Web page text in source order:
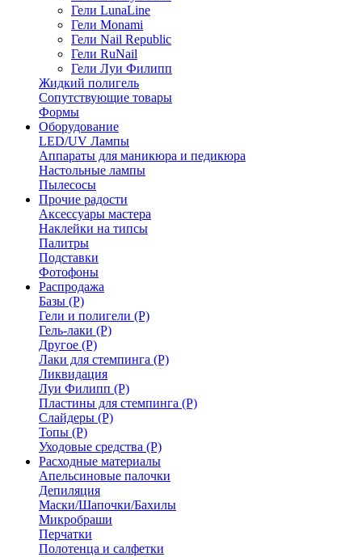
Гели LunaLine
Гели Monami
Гели Nail Republic
Гели RuNail
Гели Луи Филипп
Жидкий полигель
Сопутствующие товары
Формы
Оборудование
LED/UV Лампы
Аппараты для маникюра и педикюра
Настольные лампы
Пылесосы
Прочие радости
Аксессуары мастера
Наклейки на типсы
Палитры
Подставки
Фотофоны
Распродажа
Базы (Р)
Гели и полигели (Р)
Гель-лаки (Р)
Другое (Р)
Лаки для стемпинга (Р)
Ликвидация
Луи Филипп (Р)
Пластины для стемпинга (Р)
Слайдеры (Р)
Топы (Р)
Уходовые средства (Р)
Расходные материалы
Апельсиновые палочки
Депиляция
Маски/Шапочки/Бахилы
Микробраши
Перчатки
Полотенца и салфетки